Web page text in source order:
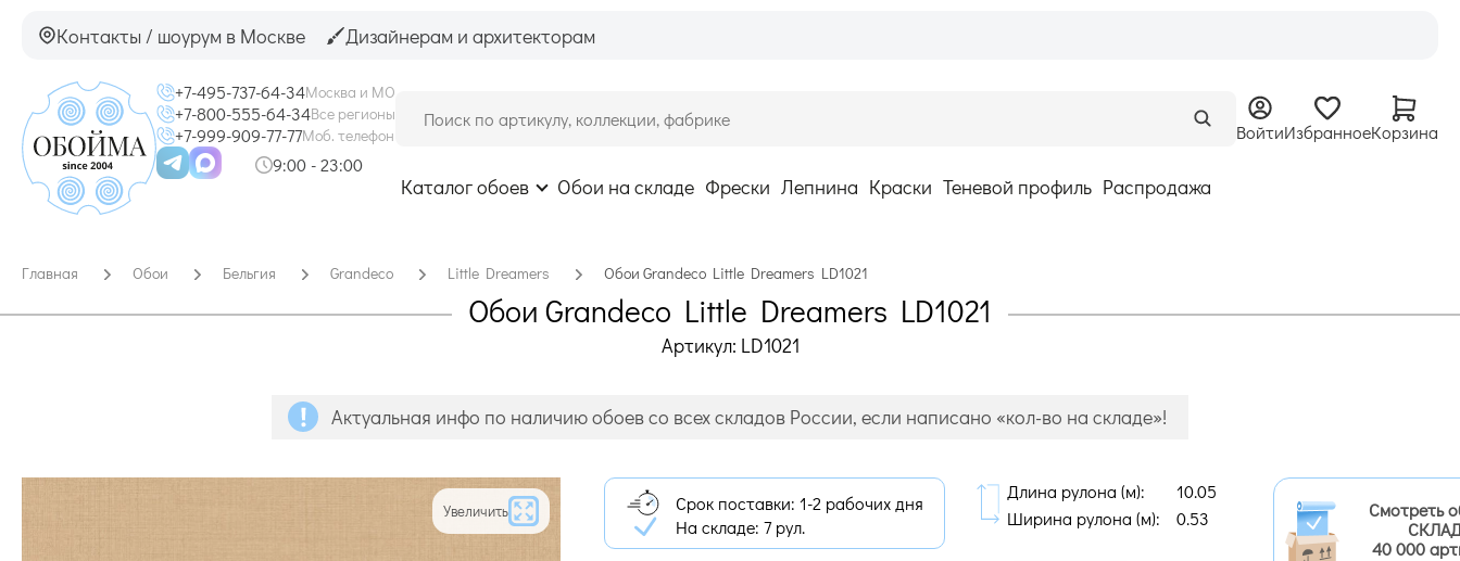
Контакты / шоурум в Москве Дизайнерам и архитекторам
+7-495-737-64-34Москва и МО
+7-800-555-64-34Все регионы
+7-999-909-77-77Моб. телефон
9:00 - 23:00
ВойтиИзбранноеКорзина
Каталог обоев Обои на складе Фрески Лепнина Краски Теневой профиль Распродажа
Главная Обои Бельгия Grandeco Little Dreamers Обои Grandeco Little Dreamers LD1021
Обои Grandeco Little Dreamers LD1021
Артикул: LD1021
Актуальная инфо по наличию обоев со всех складов России, если написано «кол-во на складе»!
Увеличить
Срок поставки: 1-2 рабочих дня
На складе: 7 рул.
Длина рулона (м):
10.05
Ширина рулона (м):
0.53
Смотреть
40 000